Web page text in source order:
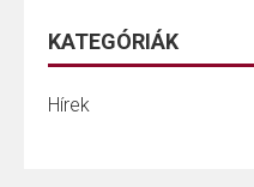
KATEGÓRIÁK
Hírek